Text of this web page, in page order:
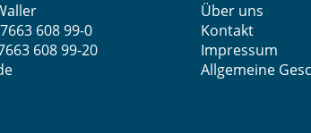
608 99-0
608 99-20
Über uns
Kontakt
Impressum
Allgemeine